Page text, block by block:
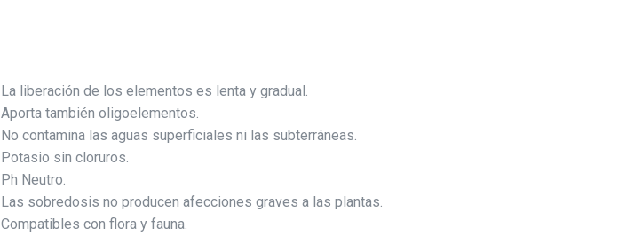
La liberación de los elementos es lenta y gradual.
Aporta también oligoelementos.
No contamina las aguas superficiales ni las subterráneas.
Potasio sin cloruros.
Ph Neutro.
Las sobredosis no producen afecciones graves a las plantas.
Compatibles con flora y fauna.